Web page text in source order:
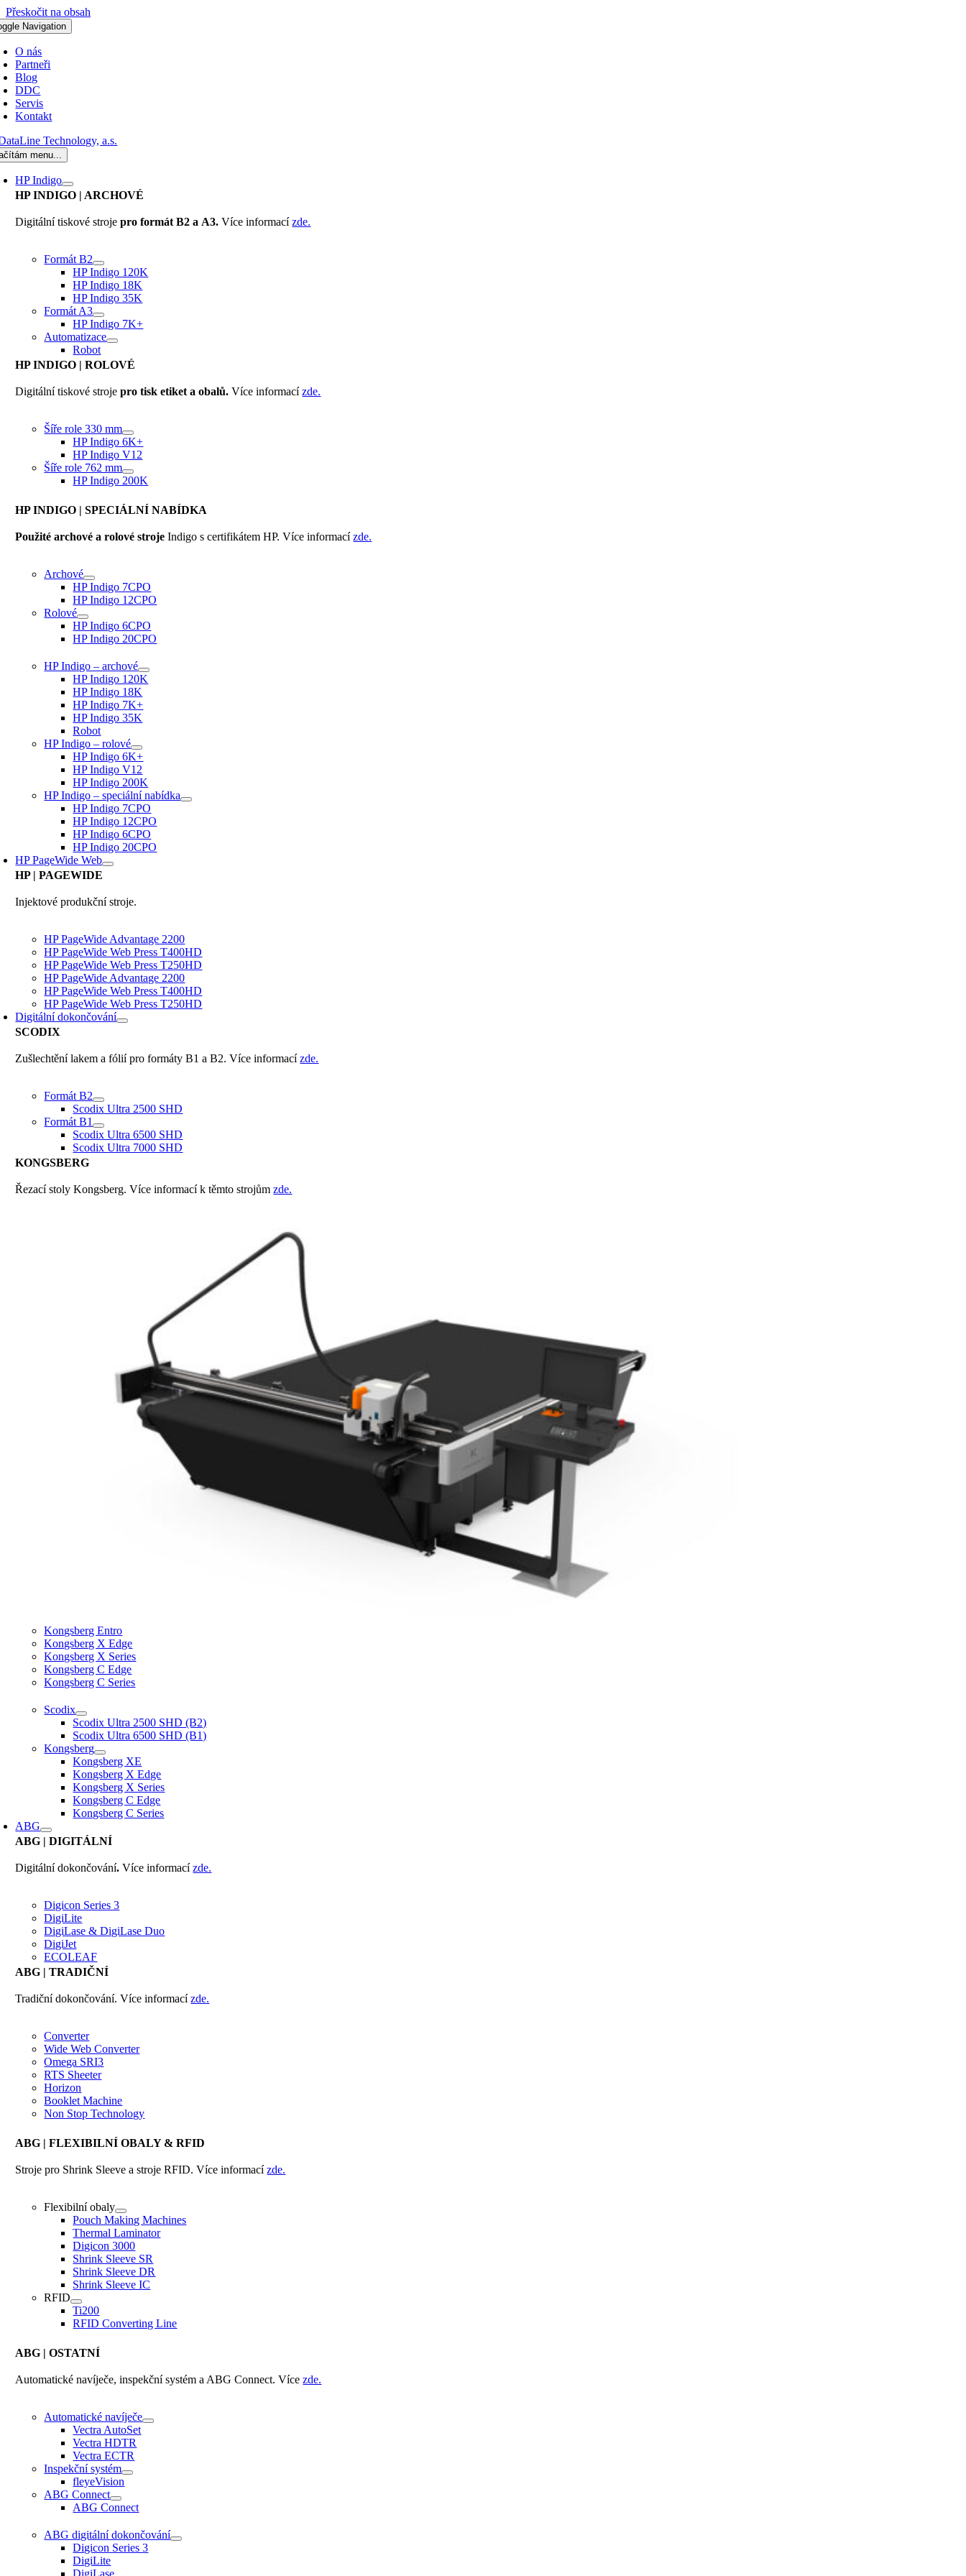
Přeskočit na obsah
Navigation
O nás
Partneři
Blog
DDC
Servis
Kontakt
menu...
HP Indigo
HP INDIGO | ARCHOVÉ
Digitální tiskové strojepro formát B2 a A3. Více informacízde.
Formát B2
HP Indigo 120K
HP Indigo 18K
HP Indigo 35K
Formát A3
HP Indigo 7K+
Automatizace
Robot
HP INDIGO | ROLOVÉ
Digitální tiskové strojepro tisk etiket a obalů. Více informacízde.
Šíře role 330 mm
HP Indigo 6K+
HP Indigo V12
Šíře role 762 mm
HP Indigo 200K
HP INDIGO | SPECIÁLNÍ NABÍDKA
Použité archové a rolové stroje Indigo s certifikátem HP. Více informacízde.
Archové
HP Indigo 7CPO
HP Indigo 12CPO
Rolové
HP Indigo 6CPO
HP Indigo 20CPO
HP Indigo – archové
HP Indigo 120K
HP Indigo 18K
HP Indigo 7K+
HP Indigo 35K
Robot
HP Indigo – rolové
HP Indigo 6K+
HP Indigo V12
HP Indigo 200K
HP Indigo – speciální nabídka
HP Indigo 7CPO
HP Indigo 12CPO
HP Indigo 6CPO
HP Indigo 20CPO
HP PageWide Web
HP| PAGEWIDE
Injektové produkční stroje.
HP PageWide Advantage 2200
HP PageWide Web Press T400HD
HP PageWide Web Press T250HD
HP PageWide Advantage 2200
HP PageWide Web Press T400HD
HP PageWide Web Press T250HD
Digitální dokončování
SCODIX
Zušlechtění lakem a fólií pro formáty B1 a B2. Více informacízde.
Formát B2
Scodix Ultra 2500 SHD
Formát B1
Scodix Ultra 6500 SHD
Scodix Ultra 7000 SHD
KONGSBERG
Řezací stoly Kongsberg. Více informací k těmto strojůmzde.
Kongsberg Entro
Kongsberg X Edge
Kongsberg X Series
Kongsberg C Edge
Kongsberg C Series
Scodix
Scodix Ultra 2500 SHD (B2)
Scodix Ultra 6500 SHD (B1)
Kongsberg
Kongsberg XE
Kongsberg X Edge
Kongsberg X Series
Kongsberg C Edge
Kongsberg C Series
ABG
ABG | DIGITÁLNÍ
Digitální dokončování. Více informacízde.
Digicon Series 3
DigiLite
DigiLase & DigiLase Duo
DigiJet
ECOLEAF
ABG | TRADIČNÍ
Tradiční dokončování. Více informacízde.
Converter
Wide Web Converter
Omega SRI3
RTS Sheeter
Horizon
Booklet Machine
Non Stop Technology
ABG | FLEXIBILNÍ OBALY & RFID
Stroje pro Shrink Sleeve a stroje RFID. Více informacízde.
Flexibilní obaly
Pouch Making Machines
Thermal Laminator
Digicon 3000
Shrink Sleeve SR
Shrink Sleeve DR
Shrink Sleeve IC
RFID
Ti200
RFID Converting Line
ABG | OSTATNÍ
Automatické navíječe, inspekční systém a ABG Connect. Vícezde.
Automatické navíječe
Vectra AutoSet
Vectra HDTR
Vectra ECTR
Inspekční systém
fleyeVision
ABG Connect
ABG Connect
ABG digitální dokončování
Digicon Series 3
DigiLite
DigiLase